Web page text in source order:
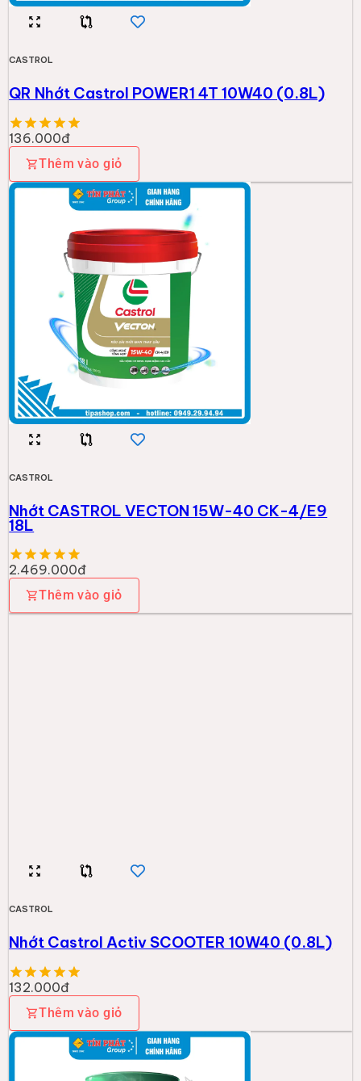
CASTROL
QR Nhớt Castrol POWER1 4T 10W40 (0.8L)
136.000đ
Thêm vào giỏ
CASTROL
Nhớt CASTROL VECTON 15W-40 CK-4/E9
18L
2.469.000đ
Thêm vào giỏ
CASTROL
Nhớt Castrol Activ SCOOTER 10W40 (0.8L)
132.000đ
Thêm vào giỏ